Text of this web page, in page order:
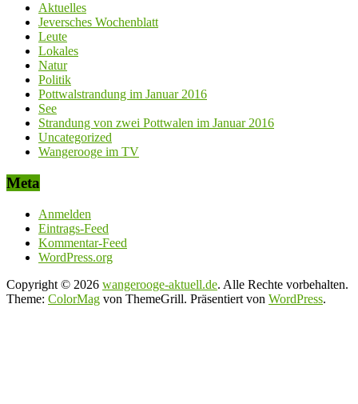
Aktuelles
Jeversches Wochenblatt
Leute
Lokales
Natur
Politik
Pottwalstrandung im Januar 2016
See
Strandung von zwei Pottwalen im Januar 2016
Uncategorized
Wangerooge im TV
Meta
Anmelden
Eintrags-Feed
Kommentar-Feed
WordPress.org
Copyright © 2026 wangerooge-aktuell.de. Alle Rechte vorbehalten.
Theme: ColorMag von ThemeGrill. Präsentiert von WordPress.